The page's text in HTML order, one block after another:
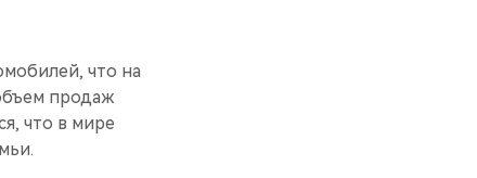
что на
продаж
что в мире